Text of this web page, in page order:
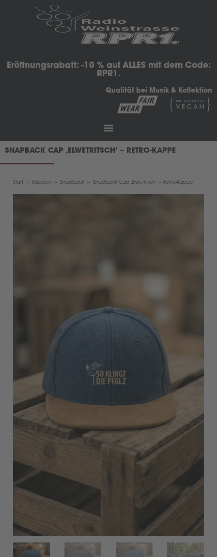
Eröffnungsrabatt: -10 % auf ALLES mit dem Code:
RPR1.
Qualität bei Musik & Kollektion
SNAPBACK CAP ‚ELWETRITSCH‘ – RETRO-KAPPE
Start > Kappen > Snapback > Snapback Cap ‚Elwetritsch‘ – Retro-Kappe